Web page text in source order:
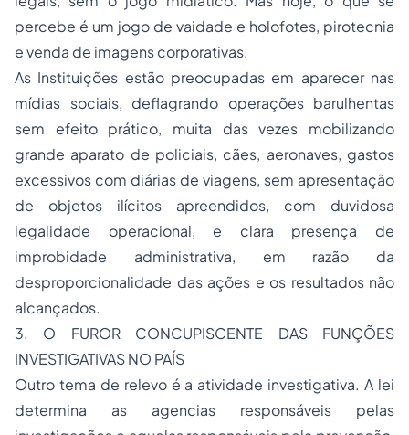
percebe é um jogo de vaidade e holofotes, pirotecnia
e venda de imagens corporativas.
As Instituições estão preocupadas em aparecer nas
mídias sociais, deflagrando operações barulhentas
sem efeito prático, muita das vezes mobilizando
grande aparato de policiais, cães, aeronaves, gastos
excessivos com diárias de viagens, sem apresentação
de objetos ilícitos apreendidos, com duvidosa
legalidade operacional, e clara presença de
improbidade administrativa, em razão da
desproporcionalidade das ações e os resultados não
alcançados.
3. O FUROR CONCUPISCENTE DAS FUNÇÕES
INVESTIGATIVAS NO PAÍS
Outro tema de relevo é a atividade investigativa. A lei
determina as agencias responsáveis pelas